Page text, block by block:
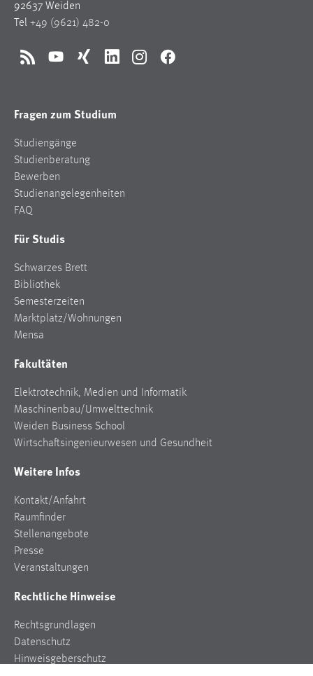
92637 Weiden
Tel +49 (9621) 482-0
RSS YouTubeXing LinkedInInstagramFacebook
Fragen zum Studium
Studiengänge
Studienberatung
Bewerben
Studienangelegenheiten
FAQ
Für Studis
Schwarzes Brett
Bibliothek
Semesterzeiten
Marktplatz/Wohnungen
Mensa
Fakultäten
Elektrotechnik, Medien und Informatik
Maschinenbau/Umwelttechnik
Weiden Business School
Wirtschaftsingenieurwesen und Gesundheit
Weitere Infos
Kontakt/Anfahrt
Raumfinder
Stellenangebote
Presse
Veranstaltungen
Rechtliche Hinweise
Rechtsgrundlagen
Datenschutz
Hinweisgeberschutz